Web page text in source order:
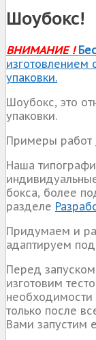
Шоубокс!
ВНИМАНИЕ !
изготовлением
упаковки.
Шоубокс, это
упаковки.
Примеры работ
Наша
бокса, более
разделе
Придумаем и
адаптируем
Перед
изготовим
только после
Вами запустим